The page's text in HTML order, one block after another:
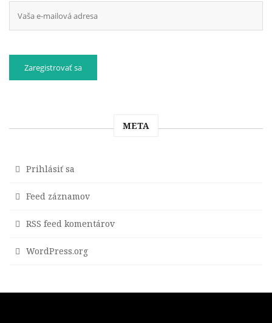
META
Prihlásiť sa
Feed záznamov
RSS feed komentárov
WordPress.org